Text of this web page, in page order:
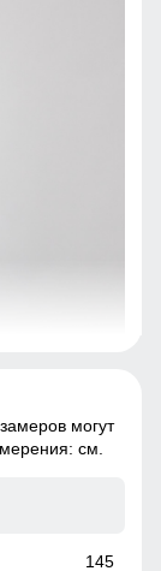
фигур.
пропиткой
могут
см.
145